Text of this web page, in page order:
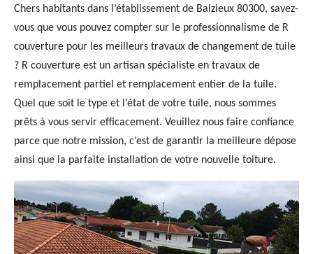
Chers habitants dans l’établissement de Baizieux 80300, savez-
vous que vous pouvez compter sur le professionnalisme de R
couverture pour les meilleurs travaux de changement de tuile
? R couverture est un artisan spécialiste en travaux de
remplacement partiel et remplacement entier de la tuile.
Quel que soit le type et l’état de votre tuile, nous sommes
prêts à vous servir efficacement. Veuillez nous faire confiance
parce que notre mission, c’est de garantir la meilleure dépose
ainsi que la parfaite installation de votre nouvelle toiture.